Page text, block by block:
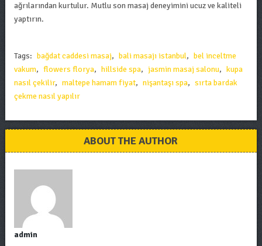
ağrılarından kurtulur. Mutlu son masaj deneyimini ucuz ve kaliteli
yaptırın.
Tags: bağdat caddesi masaj, bali masajı istanbul, bel inceltme
vakum, flowers florya, hillside spa, jasmin masaj salonu, kupa
nasıl çekilir, maltepe hamam fiyat, nişantaşı spa, sırta bardak
çekme nasıl yapılır
ABOUT THE AUTHOR
admin